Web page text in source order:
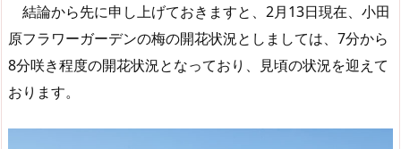
結論から先に申し上げておきますと、2月13日現在、小田
原フラワーガーデンの梅の開花状況としましては、7分から
8分咲き程度の開花状況となっており、見頃の状況を迎えて
おります。